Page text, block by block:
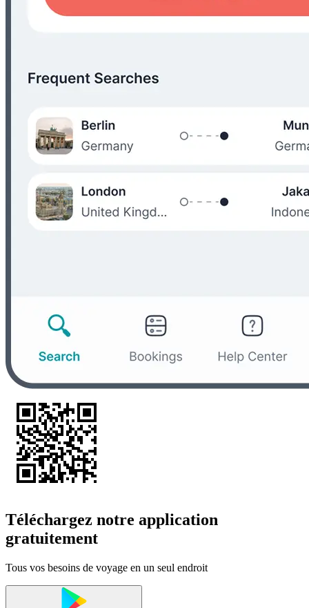
Téléchargez notre application
gratuitement
Tous vos besoins de voyage en un seul endroit